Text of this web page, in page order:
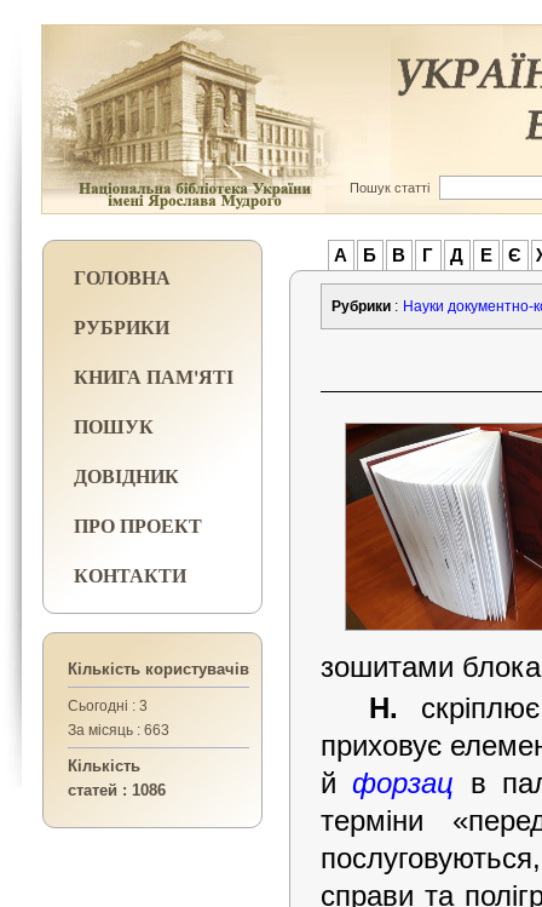
Пошук статті
ГОЛОВНА
РУБРИКИ
КНИГА ПАМ'ЯТІ
ПОШУК
ДОВІДНИК
ПРО ПРОЕКТ
КОНТАКТИ
Кількість користувачів
Сьогодні : 3
За місяць : 663
Кількість
статей : 1086
А Б В Г Д Е Є
Рубрики : Науки документно-
зошитами блока
Н.
приховує
йфорзац в
терміни
справи та